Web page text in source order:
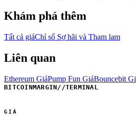
Khám phá thêm
Tất cả giáChỉ số Sợ hãi và Tham lam
Liên quan
Ethereum GiáPump Fun GiáBouncebit
BITCOINMARGIN //TERMINAL
GIÁ